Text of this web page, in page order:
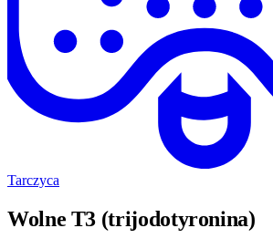
Tarczyca
Wolne T3 (trijodotyronina)